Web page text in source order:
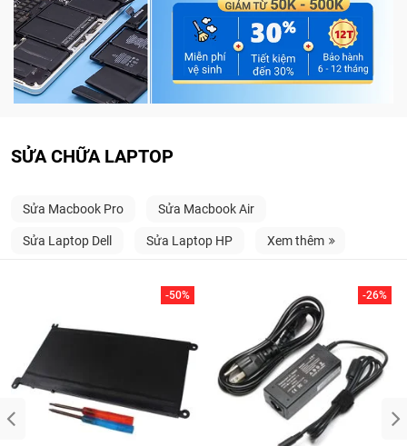
SỬA CHỮA LAPTOP
Sửa Macbook Pro Sửa Macbook Air
Sửa Laptop Dell Sửa Laptop HP Xem thêm
-50% -26%